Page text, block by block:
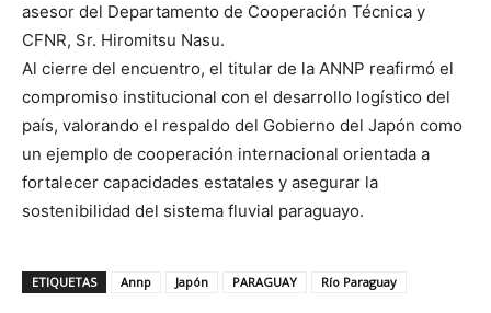
asesor del Departamento de Cooperación Técnica y
CFNR, Sr. Hiromitsu Nasu.
Al cierre del encuentro, el titular de la ANNP reafirmó el
compromiso institucional con el desarrollo logístico del
país, valorando el respaldo del Gobierno del Japón como
un ejemplo de cooperación internacional orientada a
fortalecer capacidades estatales y asegurar la
sostenibilidad del sistema fluvial paraguayo.
ETIQUETAS Annp Japón PARAGUAY Río Paraguay